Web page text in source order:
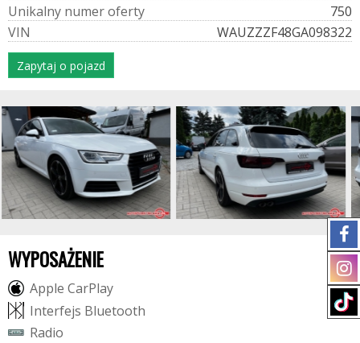
Unikalny numeroferty
750
VIN WAUZZZF48GA098322
Zapytaj o pojazd
WYPOSAŻENIE
Apple CarPlay
Interfejs Bluetooth
Radio